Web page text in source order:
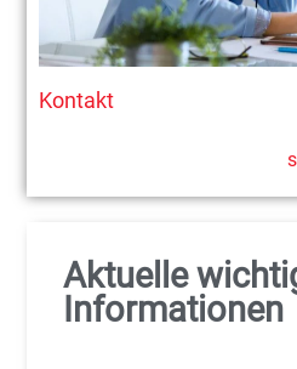
Kontakt
Aktuelle
Informationen